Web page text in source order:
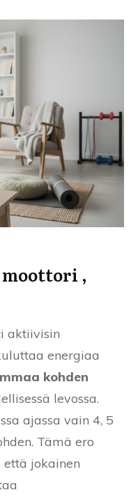
,
aktiivisin
energiaa
kohden
levossa.
ajassa vain 4, 5
Tämä ero
jokainen